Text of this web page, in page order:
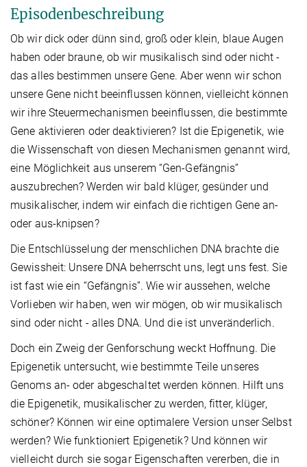
Episodenbeschreibung
Ob wir dick oder dünn sind, groß oder klein, blaue Augen
haben oder braune, ob wir musikalisch sind oder nicht -
das alles bestimmen unsere Gene. Aber wenn wir schon
unsere Gene nicht beeinflussen können, vielleicht können
wir ihre Steuermechanismen beeinflussen, die bestimmte
Gene aktivieren oder deaktivieren? Ist die Epigenetik, wie
die Wissenschaft von diesen Mechanismen genannt wird,
eine Möglichkeit aus unserem “Gen-Gefängnis”
auszubrechen? Werden wir bald klüger, gesünder und
musikalischer, indem wir einfach die richtigen Gene an-
oder aus-knipsen?
Die Entschlüsselung der menschlichen DNA brachte die
Gewissheit: Unsere DNA beherrscht uns, legt uns fest. Sie
ist fast wie ein “Gefängnis”. Wie wir aussehen, welche
Vorlieben wir haben, wen wir mögen, ob wir musikalisch
sind oder nicht - alles DNA. Und die ist unveränderlich.
Doch ein Zweig der Genforschung weckt Hoffnung. Die
Epigenetik untersucht, wie bestimmte Teile unseres
Genoms an- oder abgeschaltet werden können. Hilft uns
die Epigenetik, musikalischer zu werden, fitter, klüger,
schöner? Können wir eine optimalere Version unser Selbst
werden? Wie funktioniert Epigenetik? Und können wir
vielleicht durch sie sogar Eigenschaften vererben, die in